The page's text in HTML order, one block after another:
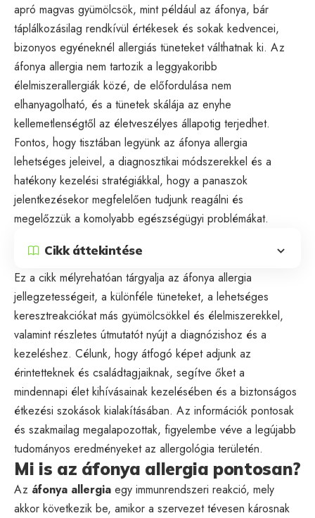
apró magvas gyümölcsök, mint például az áfonya, bár
táplálkozásilag rendkívül értékesek és sokak kedvencei,
bizonyos egyéneknél allergiás tüneteket válthatnak ki. Az
áfonya allergia nem tartozik a leggyakoribb
élelmiszerallergiák közé, de előfordulása nem
elhanyagolható, és a tünetek skálája az enyhe
kellemetlenségtől az életveszélyes állapotig terjedhet.
Fontos, hogy tisztában legyünk az áfonya allergia
lehetséges jeleivel, a diagnosztikai módszerekkel és a
hatékony kezelési stratégiákkal, hogy a panaszok
jelentkezésekor megfelelően tudjunk reagálni és
megelőzzük a komolyabb egészségügyi problémákat.
Cikk áttekintése
Ez a cikk mélyrehatóan tárgyalja az áfonya allergia
jellegzetességeit, a különféle tüneteket, a lehetséges
keresztreakciókat más gyümölcsökkel és élelmiszerekkel,
valamint részletes útmutatót nyújt a diagnózishoz és a
kezeléshez. Célunk, hogy átfogó képet adjunk az
érintetteknek és családtagjaiknak, segítve őket a
mindennapi élet kihívásainak kezelésében és a biztonságos
étkezési szokások kialakításában. Az információk pontosak
és szakmailag megalapozottak, figyelembe véve a legújabb
tudományos eredményeket az allergológia területén.
Mi is az áfonya allergia pontosan?
Az áfonya allergia egy immunrendszeri reakció, mely
akkor következik be, amikor a szervezet tévesen károsnak